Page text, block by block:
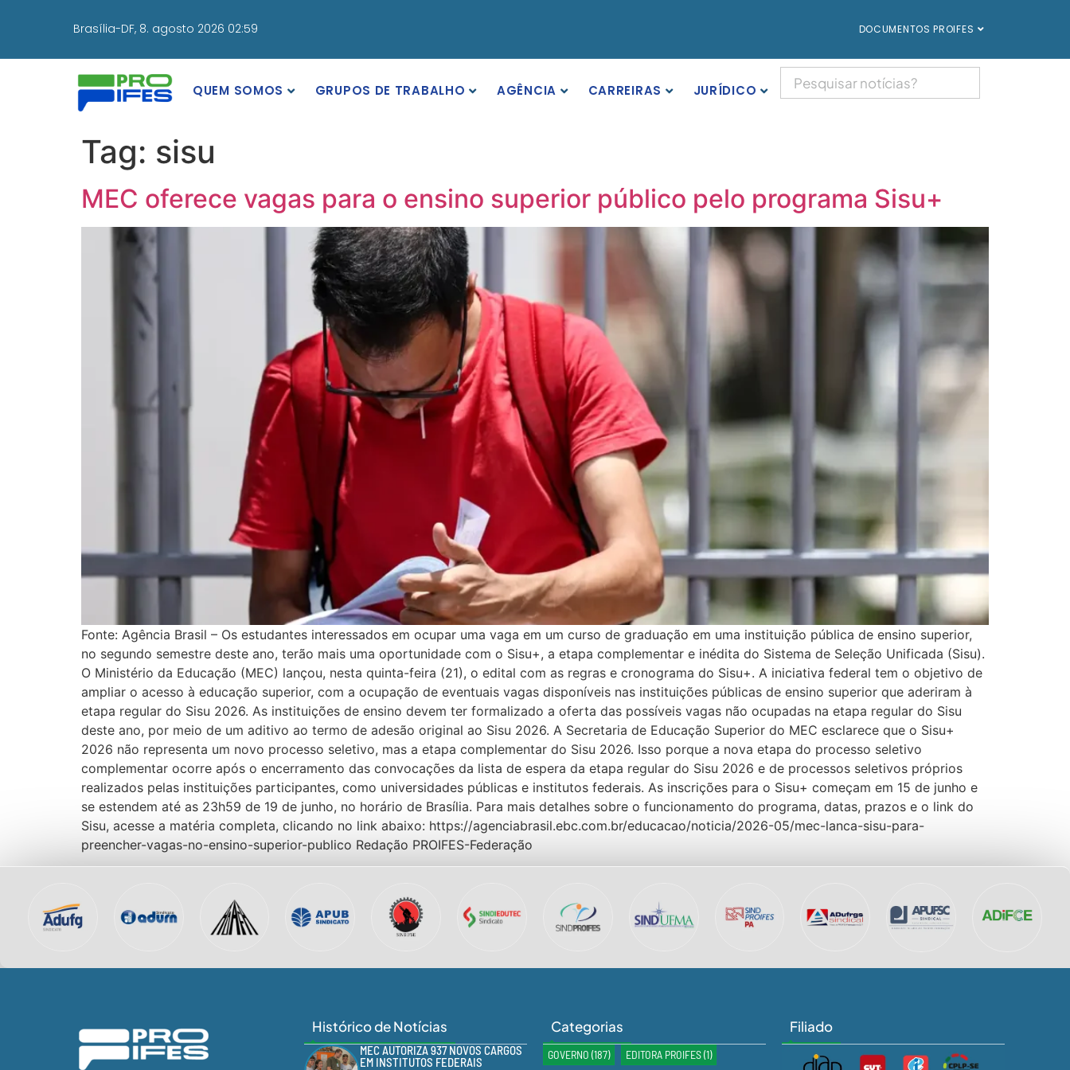
Brasília-DF, 8. agosto 2026 02:59 DOCUMENTOS PROIFES
QUEM SOMOS GRUPOS DE TRABALHO AGÊNCIA CARREIRAS JURÍDICO
Tag: sisu
MEC oferece vagas para o ensino superior público pelo programa Sisu+
Fonte: Agência Brasil – Os estudantes interessados em ocupar uma vaga em um curso de graduação em uma instituição pública de ensino superior,
no segundo semestre deste ano, terão mais uma oportunidade com o Sisu+, a etapa complementar e inédita do Sistema de Seleção Unificada (Sisu).
O Ministério da Educação (MEC) lançou, nesta quinta-feira (21), o edital com as regras e cronograma do Sisu+. A iniciativa federal tem o objetivo de
ampliar o acesso à educação superior, com a ocupação de eventuais vagas disponíveis nas instituições públicas de ensino superior que aderiram à
etapa regular do Sisu 2026. As instituições de ensino devem ter formalizado a oferta das possíveis vagas não ocupadas na etapa regular do Sisu
deste ano, por meio de um aditivo ao termo de adesão original ao Sisu 2026. A Secretaria de Educação Superior do MEC esclarece que o Sisu+
2026 não representa um novo processo seletivo, mas a etapa complementar do Sisu 2026. Isso porque a nova etapa do processo seletivo
complementar ocorre após o encerramento das convocações da lista de espera da etapa regular do Sisu 2026 e de processos seletivos próprios
realizados pelas instituições participantes, como universidades públicas e institutos federais. As inscrições para o Sisu+ começam em 15 de junho e
se estendem até as 23h59 de 19 de junho, no horário de Brasília. Para mais detalhes sobre o funcionamento do programa, datas, prazos e o link do
Sisu, acesse a matéria completa, clicando no link abaixo: https://agenciabrasil.ebc.com.br/educacao/noticia/2026-05/mec-lanca-sisu-para-
preencher-vagas-no-ensino-superior-publico Redação PROIFES-Federação
Histórico de Notícias
MEC AUTORIZA 937 NOVOS CARGOS
EM INSTITUTOS FEDERAIS
Categorias
GOVERNO (187) EDITORA PROIFES(1)
Filiado